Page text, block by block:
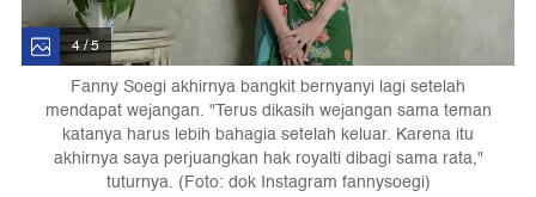
4 / 5
Fanny Soegi akhirnya bangkit bernyanyi lagi setelah
mendapat wejangan. "Terus dikasih wejangan sama teman
katanya harus lebih bahagia setelah keluar. Karena itu
akhirnya saya perjuangkan hak royalti dibagi sama rata,"
tuturnya. (Foto: dok Instagram fannysoegi)